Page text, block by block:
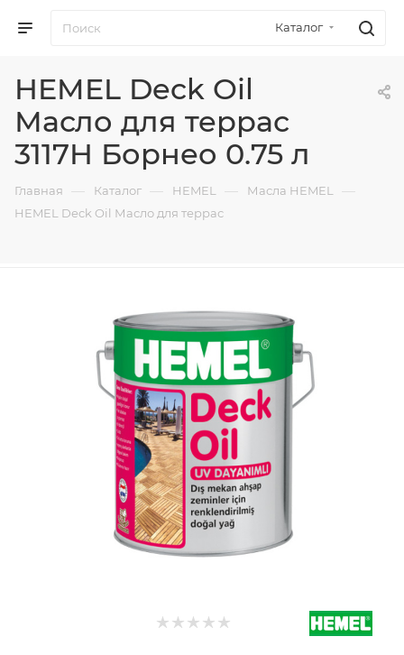
Каталог
HEMEL Deck Oil
Масло для террас
3117H Борнео 0.75 л
Главная — Каталог — HEMEL — Масла HEMEL —
HEMEL Deck Oil Масло для террас